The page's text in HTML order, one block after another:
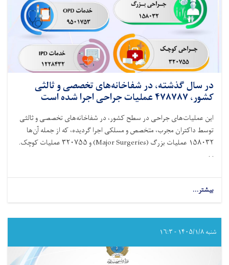
در سال گذشته، در شفاخانه‌های تخصصی و ثالثی
کشور، ۴۷۸۷۸۷ عملیات جراحی اجرا شده است
این عملیات‌های جراحی در سطح کشور، در شفاخانه‌های تخصصی و ثالثی
توسط داکتران مجرب، متخصص و مسلکی اجرا گردیده، که از جمله آن‌ها
۱۵۸۰۳۲ عملیات بزرگ (Major Surgeries)و۳۲۰۷۵۵عملیات کوچک.
. .
بیشتر...
در
گذشته،
در
شنبه ۱۴۰۵/۱/۸ - ۱۶:۳